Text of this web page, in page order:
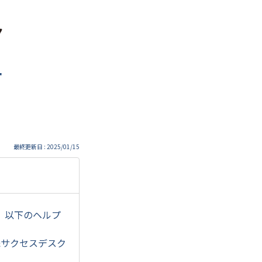
最終更新日 : 2025/01/15
以下のヘルプ
クセスデスク